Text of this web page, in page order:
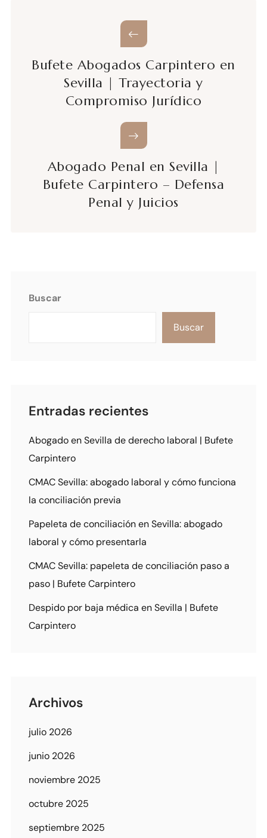
Bufete Abogados Carpintero en
Sevilla | Trayectoria y
Compromiso Jurídico
Abogado Penal en Sevilla |
Bufete Carpintero – Defensa
Penal y Juicios
Buscar
Buscar
Entradas recientes
Abogado en Sevilla de derecho laboral | Bufete
Carpintero
CMAC Sevilla: abogado laboral y cómo funciona
la conciliación previa
Papeleta de conciliación en Sevilla: abogado
laboral y cómo presentarla
CMAC Sevilla: papeleta de conciliación paso a
paso | Bufete Carpintero
Despido por baja médica en Sevilla | Bufete
Carpintero
Archivos
julio 2026
junio 2026
noviembre 2025
octubre 2025
septiembre 2025